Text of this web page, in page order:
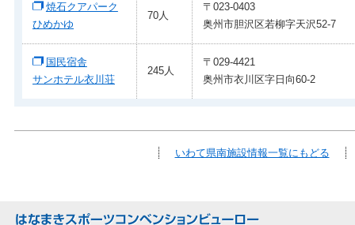
焼石クアパーク
ひめかゆ
70人
〒023-0403
奥州市胆沢区若柳字天沢52-7
国民宿舎
サンホテル衣川荘
245人
〒029-4421
奥州市衣川区字日向60-2
いわて県南施設情報一覧にもどる